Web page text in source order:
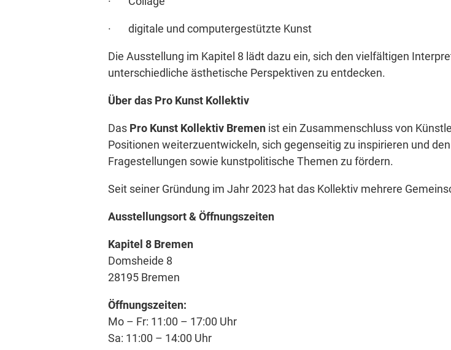
· digitale und computergestützte Kunst
Die Ausstellung im Kapitel 8 lädt dazu ein, sich den vielfältigen
unterschiedliche ästhetische Perspektiven zu entdecken.
Über das Pro Kunst Kollektiv
Das Pro Kunst Kollektiv Bremen ist ein Zusammenschluss von
Positionen weiterzuentwickeln, sich gegenseitig zu inspirieren und
Fragestellungen sowie kunstpolitische Themen zu fördern.
Seit seiner Gründung im Jahr 2023 hat das Kollektiv mehrere
Ausstellungsort & Öffnungszeiten
Kapitel 8 Bremen
Domsheide 8
28195 Bremen
Öffnungszeiten:
Mo – Fr: 11:00 – 17:00 Uhr
Sa: 11:00 – 14:00 Uhr